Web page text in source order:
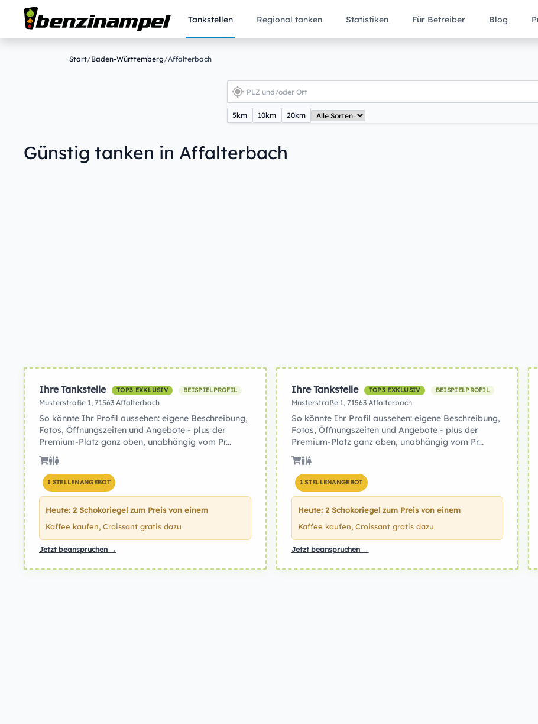
Tankstellen Regional tanken Statistiken Für Betreiber Blog
Start/Baden-Württemberg/Affalterbach
5km 10km 20km
Günstig tanken in Affalterbach
Ihre Tankstelle TOP3 EXKLUSIV BEISPIELPROFIL
Musterstraße 1, 71563 Affalterbach
So könnte Ihr Profil aussehen: eigene Beschreibung,
Fotos, Öffnungszeiten und Angebote - plus der
Premium-Platz ganz oben, unabhängig vom Pr...
1 STELLENANGEBOT
Heute: 2 Schokoriegel zum Preis von einem
Kaffee kaufen, Croissant gratis dazu
Jetzt beanspruchen →
Ihre Tankstelle TOP3 EXKLUSIV BEISPIELPROFIL
Musterstraße 1, 71563 Affalterbach
So könnte Ihr Profil aussehen: eigene Beschreibung,
Fotos, Öffnungszeiten und Angebote - plus der
Premium-Platz ganz oben, unabhängig vom Pr...
1 STELLENANGEBOT
Heute: 2 Schokoriegel zum Preis von einem
Kaffee kaufen, Croissant gratis dazu
Jetzt beanspruchen →